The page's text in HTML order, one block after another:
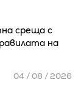
среща с
на
04 / 08 / 2026